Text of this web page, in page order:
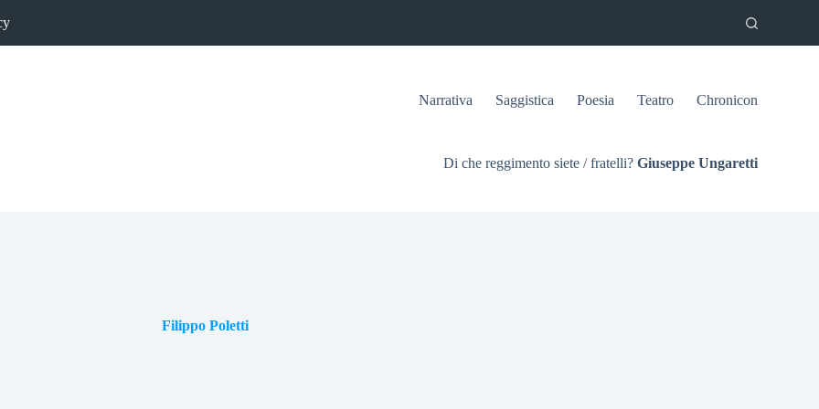
Narrativa Saggistica Poesia Teatro Chronicon
Di che reggimento siete / fratelli? Giuseppe Ungaretti
Filippo Poletti